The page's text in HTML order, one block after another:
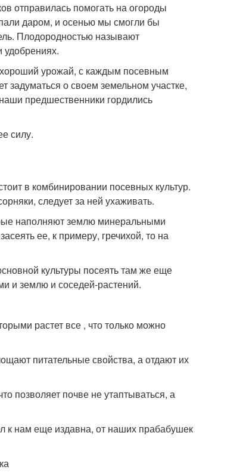
отправилась помогать на огороды
даром, и осенью мы смогли бы
Плодородностью называют
удобрениях.
хороший урожай, с каждым посевным
задуматься о своем земельном участке,
предшественники гордились
силу.
в комбинировании посевных культур.
следует за ней ухаживать.
наполняют землю минеральными
ее, к примеру, гречихой, то на
культуры посеять там же еще
и землю и соседей-растений.
растет все , что только можно
питательные свойства, а отдают их
позволяет почве не утаптываться, а
к нам еще издавна, от наших прабабушек